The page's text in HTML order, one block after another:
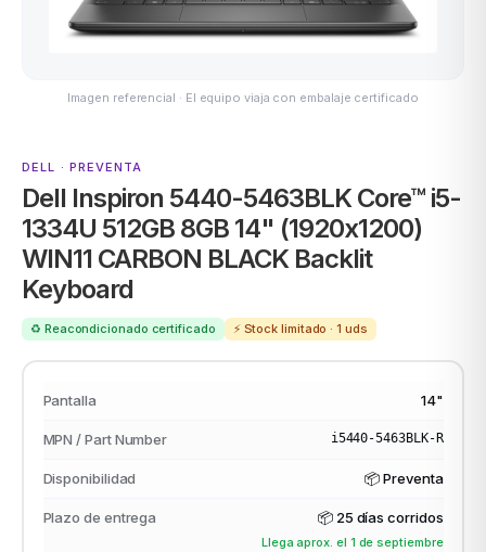
ACER
Imagen referencial · El equipo viaja con embalaje certificado
DELL · PREVENTA
Dell Inspiron 5440-5463BLK Core™ i5-
1334U 512GB 8GB 14" (1920x1200)
WIN11 CARBON BLACK Backlit
Keyboard
♻️ Reacondicionado certificado ⚡ Stock limitado · 1 uds
Pantalla 14"
MPN / Part Number i5440-5463BLK-R
Disponibilidad 📦 Preventa
Plazo de entrega 📦 25 días corridos
Llega aprox. el 1 de septiembre